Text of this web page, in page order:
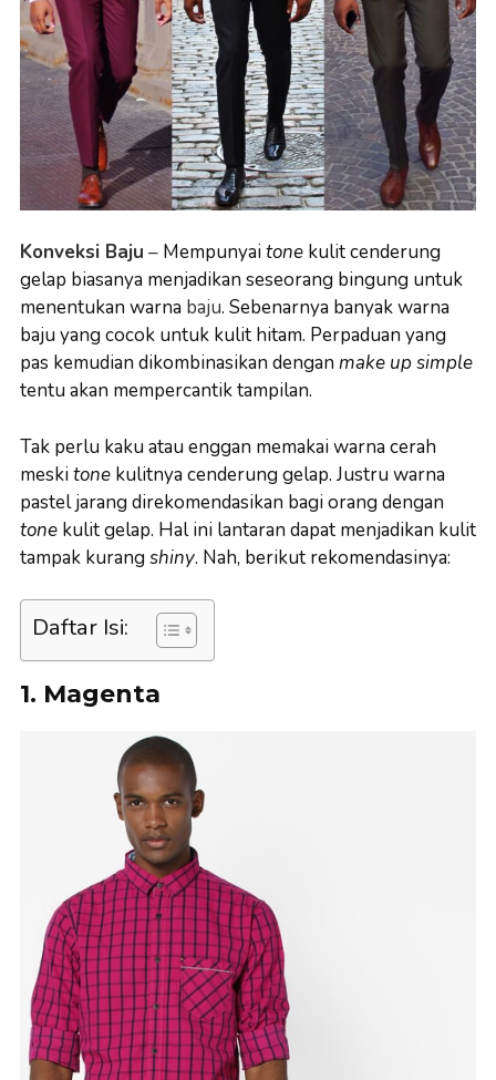
Konveksi Baju – Mempunyaitone kulit cenderung
gelap biasanya menjadikan seseorang bingung untuk
menentukan warna baju. Sebenarnya banyak warna
baju yang cocok untuk kulit hitam. Perpaduan yang
pas kemudian dikombinasikan dengan make up simple
tentu akan mempercantik tampilan.
Tak perlu kaku atau enggan memakai warna cerah
meskitone kulitnya cenderung gelap. Justru warna
pastel jarang direkomendasikan bagi orang dengan
tone kulit gelap. Hal ini lantaran dapat menjadikan kulit
tampak kurang shiny. Nah, berikut rekomendasinya:
Daftar Isi:
1. Magenta